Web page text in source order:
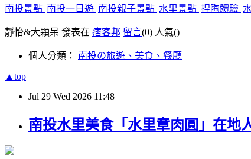
南投景點 南投一日遊 南投親子景點 水里景點 捏陶體驗
靜怡&大顆呆 發表在 痞客邦 留言(0) 人氣()
個人分類： 南投の旅遊、美食、餐廳
▲top
Jul 29 Wed 2026 11:48
南投水里美食「水里章肉圓」在地